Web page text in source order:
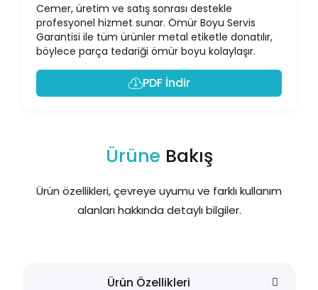
Cemer, üretim ve satış sonrası destekle
profesyonel hizmet sunar. Ömür Boyu Servis
Garantisi ile tüm ürünler metal etiketle donatılır,
böylece parça tedariği ömür boyu kolaylaşır.
PDF İndir
Ürüne Bakış
Ürün özellikleri, çevreye uyumu ve farklı kullanım
alanları hakkında detaylı bilgiler.
Ürün Özellikleri